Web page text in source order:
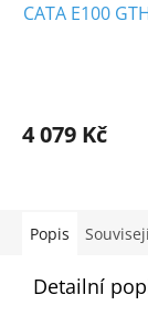
CATA E100
produktu
je
hvězdiček.
4 079 Kč
Popis
Detailní